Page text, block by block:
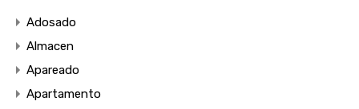
Adosado
Almacen
Apareado
Apartamento